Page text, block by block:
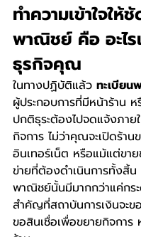
ทำความเข้าใจให้
พาณิชย์ คือ อะไ
ธุรกิจคุณ
ในทางปฏิบัติแล้ว ทะเบีย
ผู้ประกอบการที่มีหน้าร้าน ห
ปกติธุระต้องไปจดแจ้งภา
กิจการ ไม่ว่าคุณจะเปิดร้าน
อินเทอร์เน็ต หรือแม้แต่ขา
ข่ายที่ต้องดำเนินการทั้งสิ้
พาณิชย์นั้นมีมากกว่าแค่กระ
สำคัญที่สถาบันการเงินจะข
ขอสินเชื่อเพื่อขยายกิจการ